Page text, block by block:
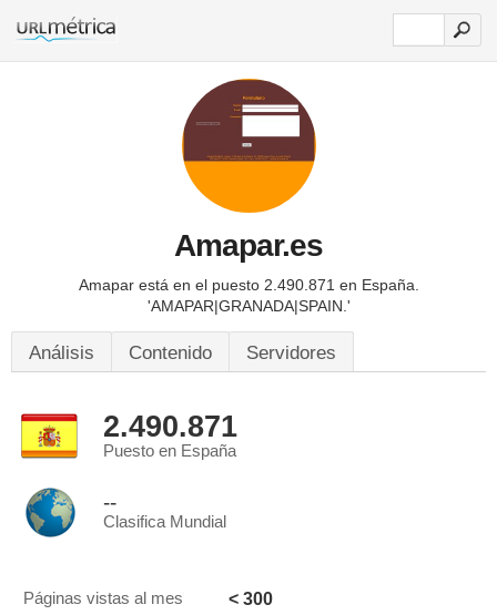
Amapar.es
Amapar está en el puesto 2.490.871 en España.
'AMAPAR|GRANADA|SPAIN.'
Análisis Contenido Servidores
2.490.871
Puesto en España
--
Clasifica Mundial
Páginas vistas al mes < 300